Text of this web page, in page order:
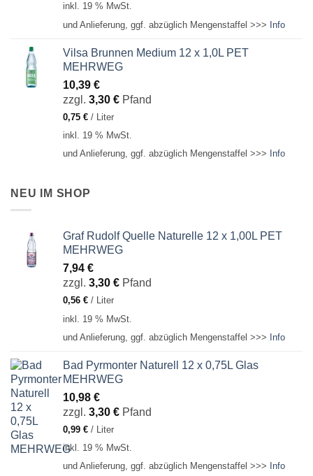
inkl. 19 % MwSt.
und Anlieferung, ggf. abzüglich Mengenstaffel >>> Info
Vilsa Brunnen Medium 12 x 1,0L PET
MEHRWEG
10,39 €
zzgl. 3,30 € Pfand
0,75 € / Liter
inkl. 19 % MwSt.
und Anlieferung, ggf. abzüglich Mengenstaffel >>> Info
NEU IM SHOP
Graf Rudolf Quelle Naturelle 12 x 1,00L PET
MEHRWEG
7,94 €
zzgl. 3,30 € Pfand
0,56 € / Liter
inkl. 19 % MwSt.
und Anlieferung, ggf. abzüglich Mengenstaffel >>> Info
Bad Pyrmonter Naturell 12 x 0,75L Glas
MEHRWEG
10,98 €
zzgl. 3,30 € Pfand
0,99 € / Liter
inkl. 19 % MwSt.
und Anlieferung, ggf. abzüglich Mengenstaffel >>> Info